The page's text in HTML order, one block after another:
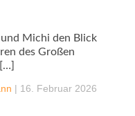
Michi den Blick
des Großen
| 16. Februar 2026